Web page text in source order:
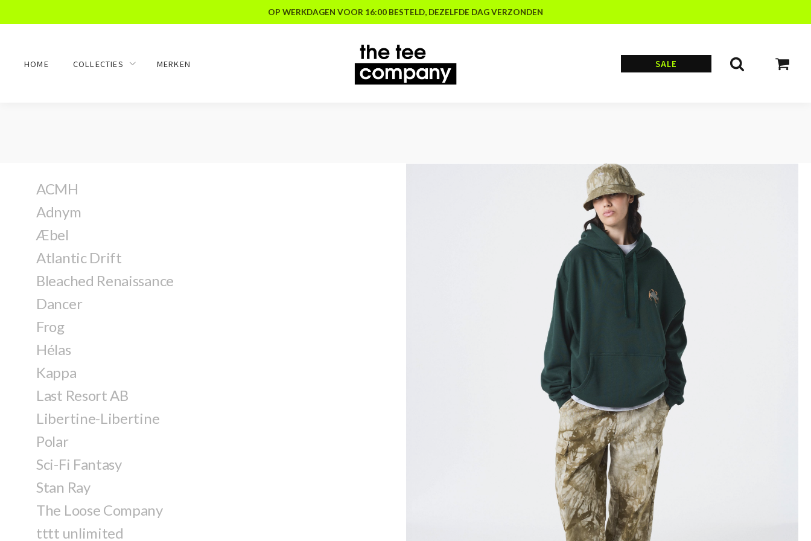
OP WERKDAGEN VOOR 16:00 BESTELD, DEZELFDE DAG VERZONDEN
HOME COLLECTIES MERKEN SALE
ACMH
Adnym
Æbel
Atlantic Drift
Bleached Renaissance
Dancer
Frog
Hélas
Kappa
Last Resort AB
Libertine-Libertine
Polar
Sci-Fi Fantasy
Stan Ray
The Loose Company
tttt unlimited